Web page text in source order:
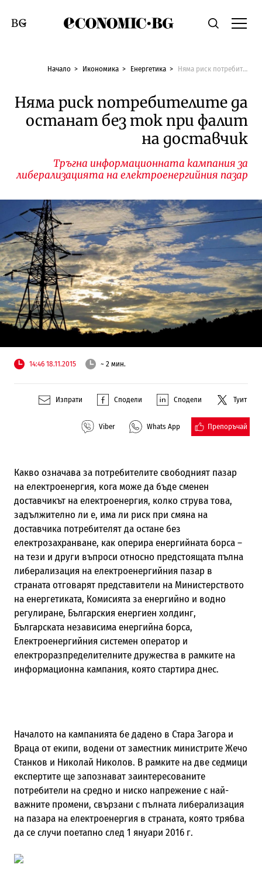
Economic.bgТърсене
Смяна на език
Начало Икономика Енергетика Няма риск потребителите да останат без ток при фалит на доставчик
Няма риск потребителите да
останат без ток при фалит
на доставчик
Тръгна информационната кампания за
либерализацията на електроенергийния пазар
14:46 18.11.2015 ~ 2 мин.
Изпрати Сподели Сподели Туит
Viber Whats App Препоръчай
Какво означава за потребителите свободният пазар
на електроенергия, кога може да бъде сменен
доставчикът на електроенергия, колко струва това,
задължително ли е, има ли риск при смяна на
доставчика потребителят да остане без
електрозахранване, как оперира енергийната борса –
на тези и други въпроси относно предстоящата пълна
либерализация на електроенергийния пазар в
страната отговарят представители на Министерството
на енергетиката, Комисията за енергийно и водно
регулиране, Българския енергиен холдинг,
Българската независима енергийна борса,
Електроенергийния системен оператор и
електроразпределителните дружества в рамките на
информационна кампания, която стартира днес.
Началото на кампанията бе дадено в Стара Загора и
Враца от екипи, водени от заместник министрите Жечо
Станков и Николай Николов. В рамките на две седмици
експертите ще запознават заинтересованите
потребители на средно и ниско напрежение с най-
важните промени, свързани с пълната либерализация
на пазара на електроенергия в страната, която трябва
да се случи поетапно след 1 януари 2016 г.